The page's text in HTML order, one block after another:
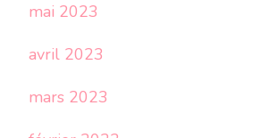
mai 2023
avril 2023
mars 2023